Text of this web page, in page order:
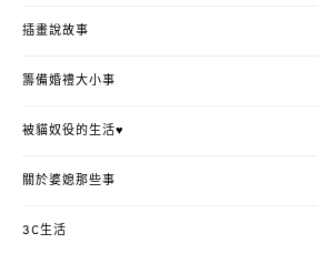
插畫說故事
籌備婚禮大小事
被貓奴役的生活♥
關於婆媳那些事
3C生活